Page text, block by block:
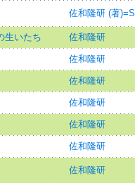
佐和隆研 (著
生いたち 佐和隆研
佐和隆研
佐和隆研
佐和隆研
佐和隆研
佐和隆研
佐和隆研